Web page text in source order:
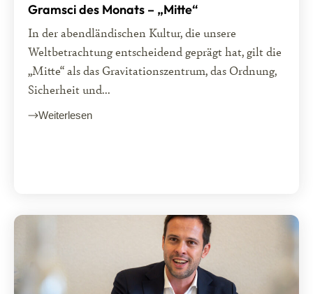
Gramsci des Monats – „Mitte“
In der abendländischen Kultur, die unsere
Weltbetrachtung entscheidend geprägt hat, gilt die
„Mitte“ als das Gravitationszentrum, das Ordnung,
Sicherheit und...
Weiterlesen